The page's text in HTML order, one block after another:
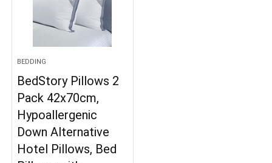
BEDDING
BedStory Pillows 2
Pack 42x70cm,
Hypoallergenic
Down Alternative
Hotel Pillows, Bed